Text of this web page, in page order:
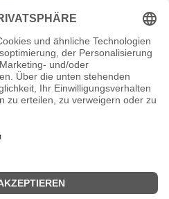
Tagen – seltene
entertainment
Helden
entsprechen dem bisherigen